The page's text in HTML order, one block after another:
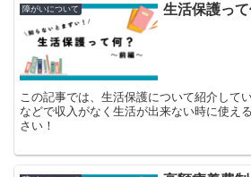
障がいについて 生活保護っ
この記事では、生活保護について紹介して
などで収入がなく生活が出来ない時に使え
さい！